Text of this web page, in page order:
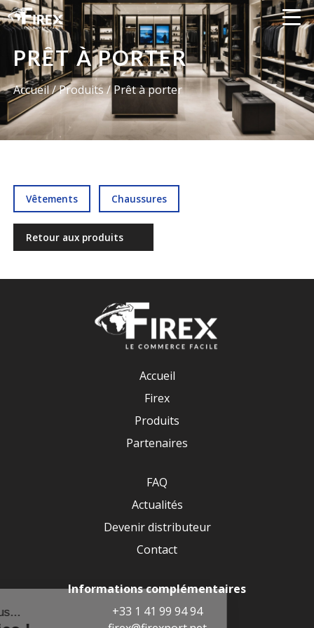
PRÊT À PORTER
Accueil/ Produits / Prêt à porter
Vêtements Chaussures
Retour aux produits
Accueil
Firex
Produits
Partenaires
FAQ
Actualités
Devenir distributeur
Contact
Informations complémentaires
+33 1 41 99 94 94